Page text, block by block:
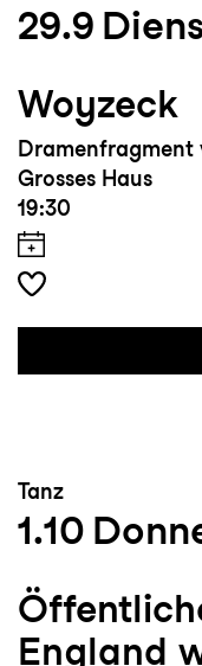
29.9
Woyzeck
Dramenfragment
Grosses Haus
19:30
Tanz
1.10
England